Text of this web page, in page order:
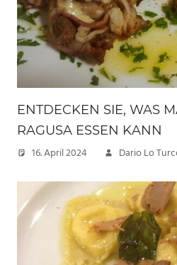
ENTDECKEN SIE, WAS
RAGUSA ESSEN KANN
16. April 2024 Dario Lo